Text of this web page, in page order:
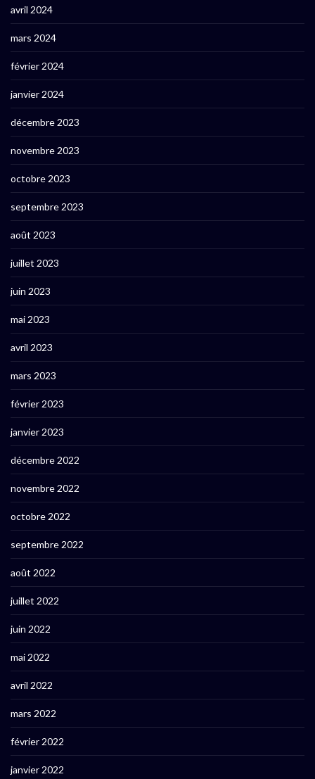
avril 2024
mars 2024
février 2024
janvier 2024
décembre 2023
novembre 2023
octobre 2023
septembre 2023
août 2023
juillet 2023
juin 2023
mai 2023
avril 2023
mars 2023
février 2023
janvier 2023
décembre 2022
novembre 2022
octobre 2022
septembre 2022
août 2022
juillet 2022
juin 2022
mai 2022
avril 2022
mars 2022
février 2022
janvier 2022